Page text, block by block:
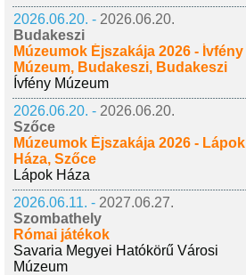
2026.06.20. - 2026.06.20.
Budakeszi
Múzeumok Éjszakája 2026 - Ívfény
Múzeum, Budakeszi, Budakeszi
Ívfény Múzeum
2026.06.20. - 2026.06.20.
Szőce
Múzeumok Éjszakája 2026 - Lápok
Háza, Szőce
Lápok Háza
2026.06.11. - 2027.06.27.
Szombathely
Római játékok
Savaria Megyei Hatókörű Városi
Múzeum